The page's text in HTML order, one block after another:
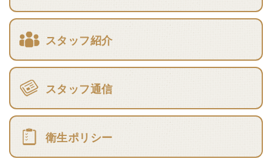
スタッフ紹介
スタッフ通信
衛生ポリシー